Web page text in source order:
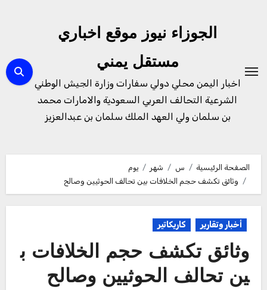
الجوزاء نيوز موقع اخباري
مستقل يمني
اخبار اليمن محلي دولي سفارات وزارة الجيش الوطني
الشرعية التحالف العربي السعودية والامارات محمد
بن سلمان ولي العهد الملك سلمان بن عبدالعزيز
الصفحة الرئيسية س شهر
يوم
وثائق تكشف حجم الخلافات بين تحالف الحوثيين وصالح
أخبار وتقارير كاريكاتير
وثائق تكشف حجم الخلافات ب
ين تحالف الحوثيين وصالح